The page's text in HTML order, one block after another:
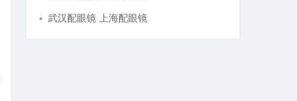
武汉配眼镜 上海配眼镜